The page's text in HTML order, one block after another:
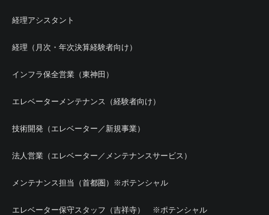
経理アシスタント
経理（月次・年次決算経験者向け）
インフラ保全営業（東神田）
エレベーターメンテナンス（経験者向け）
技術開発（エレベーター／新規事業）
法人営業（エレベーター／メンテナンスサービス）
メンテナンス担当（首都圏）※ポテンシャル
エレベーター保守スタッフ（吉祥寺） ※ポテンシャル